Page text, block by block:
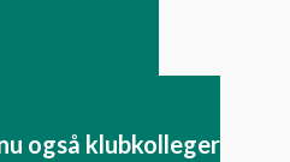
også klubkolleger